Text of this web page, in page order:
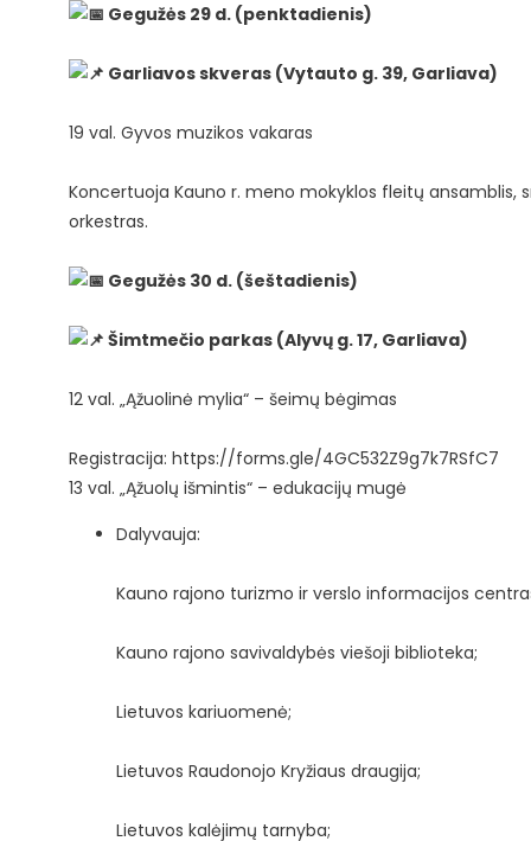
Gegužės 29 d. (penktadienis)
Garliavos skveras (Vytauto g. 39, Garliava)
19 val. Gyvos muzikos vakaras
Koncertuoja Kauno r. meno mokyklos fleitų ansamblis,
orkestras.
Gegužės 30 d. (šeštadienis)
Šimtmečio parkas (Alyvų g. 17, Garliava)
12 val. „Ąžuolinė mylia“ – šeimų bėgimas
Registracija: https://forms.gle/4GC532Z9g7k7RSfC7
13 val. „Ąžuolų išmintis“ – edukacijų mugė
Dalyvauja:
Kauno rajono turizmo ir verslo informacijos
Kauno rajono savivaldybės viešoji biblioteka;
Lietuvos kariuomenė;
Lietuvos Raudonojo Kryžiaus draugija;
Lietuvos kalėjimų tarnyba;